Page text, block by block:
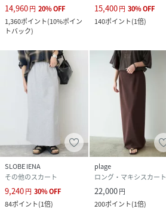
14,960円 20%OFF
1,360ポイント(10%ポイン
トバック)
15,400円 30%OFF
140ポイント(1倍)
SLOBE IENA
その他のスカート
9,240円 30%OFF
84ポイント(1倍)
plage
ロング・マキシスカート
22,000円
200ポイント(1倍)